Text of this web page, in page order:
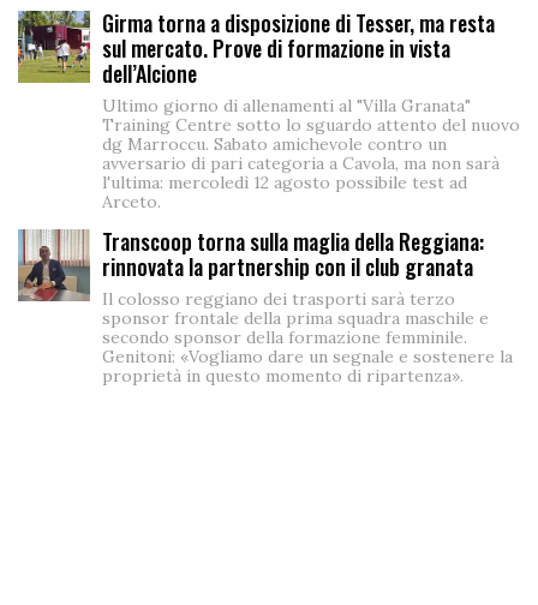
Girma torna a disposizione di Tesser, ma resta
sul mercato. Prove di formazione in vista
dell’Alcione
Ultimo giorno di allenamenti al "Villa Granata"
Training Centre sotto lo sguardo attento del nuovo
dg Marroccu. Sabato amichevole contro un
avversario di pari categoria a Cavola, ma non sarà
l'ultima: mercoledì 12 agosto possibile test ad
Arceto.
Transcoop torna sulla maglia della Reggiana:
rinnovata la partnership con il club granata
Il colosso reggiano dei trasporti sarà terzo
sponsor frontale della prima squadra maschile e
secondo sponsor della formazione femminile.
Genitoni: «Vogliamo dare un segnale e sostenere la
proprietà in questo momento di ripartenza».